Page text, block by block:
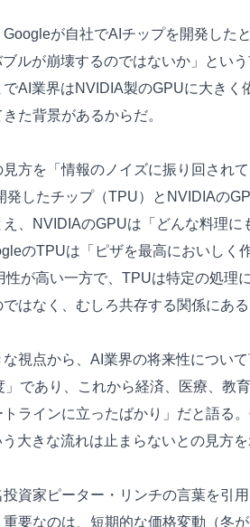
が自社でAIチップを開発した
ルが崩壊するのではないか」とい
AI業界はNVIDIA製のGPUに大きく
た背景があるからだ。
方を「情報のノイズに振り回され
発したチップ（TPU）とNVIDIAの
、NVIDIAのGPUは「どんな料理に
のTPUは「ピザを最高においしく
性が高い一方で、TPUは特定の処理
はなく、むしろ共存する関係にある
視点から、AI業界の将来性につい
」であり、これから経済、医療、教
ラインに立ったばかり」だと語る
大きな流れは止まらないとの見方を
資家ピーター・リンチの言葉を引
要なのは、短期的な価格変動（冬